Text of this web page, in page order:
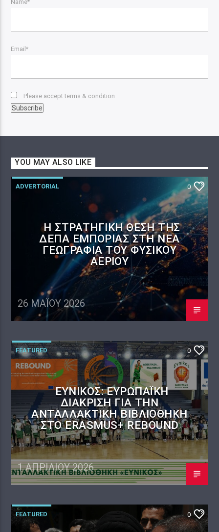
Name*
Email*
Please accept terms & condition
YOU MAY ALSO LIKE
ADVERTORIAL 0
Η ΣΤΡΑΤΗΓΙΚΉ ΘΈΣΗ ΤΗΣ
ΔΕΠΑ ΕΜΠΟΡΊΑΣ ΣΤΗ ΝΈΑ
ΓΕΩΓΡΑΦΊΑ ΤΟΥ ΦΥΣΙΚΟΎ
ΑΕΡΊΟΥ
26 ΜΑΪ́ΟΥ 2026
FEATURED 0
ΕΎΝΙΚΟΣ: ΕΥΡΩΠΑΪΚΉ
ΔΙΆΚΡΙΣΗ ΓΙΑ ΤΗΝ
ΑΝΤΑΛΛΑΚΤΙΚΉ ΒΙΒΛΙΟΘΉΚΗ
ΣΤΟ ERASMUS+ REBOUND
1 ΑΠΡΙΛΊΟΥ 2026
FEATURED 0